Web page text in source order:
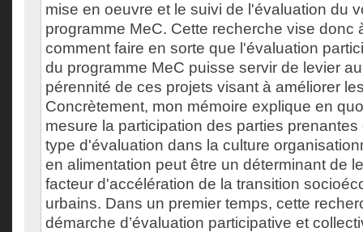
mise en oeuvre et le suivi de l'évaluation du
programme MeC. Cette recherche vise donc
comment faire en sorte que l'évaluation
du programme MeC puisse servir de levier
pérennité de ces projets visant à améliorer
Concrètement, mon mémoire explique en
mesure la participation des parties
type d'évaluation dans la culture
en alimentation peut être un déterminant de
facteur d'accélération de la transition
urbains. Dans un premier temps, cette
démarche d’évaluation participative et